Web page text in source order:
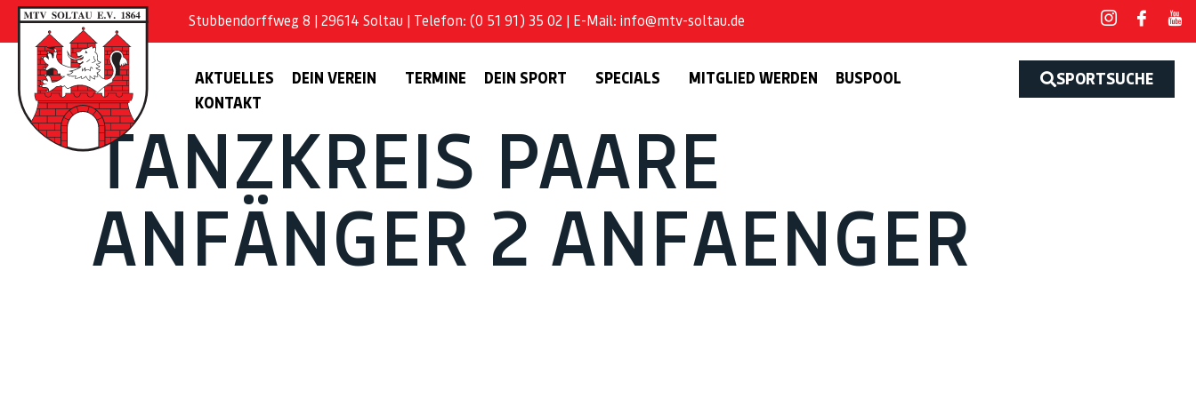
Stubbendorffweg 8 | 29614 Soltau | Telefon: (0 51 91) 35 02 | E-Mail: info@mtv-soltau.de
AKTUELLES DEIN VEREIN TERMINE DEIN SPORT SPECIALS MITGLIED WERDEN
BUSPOOL
KONTAKT
SPORTSUCHE
TANZKREIS PAARE
ANFÄNGER 2 ANFAENGER